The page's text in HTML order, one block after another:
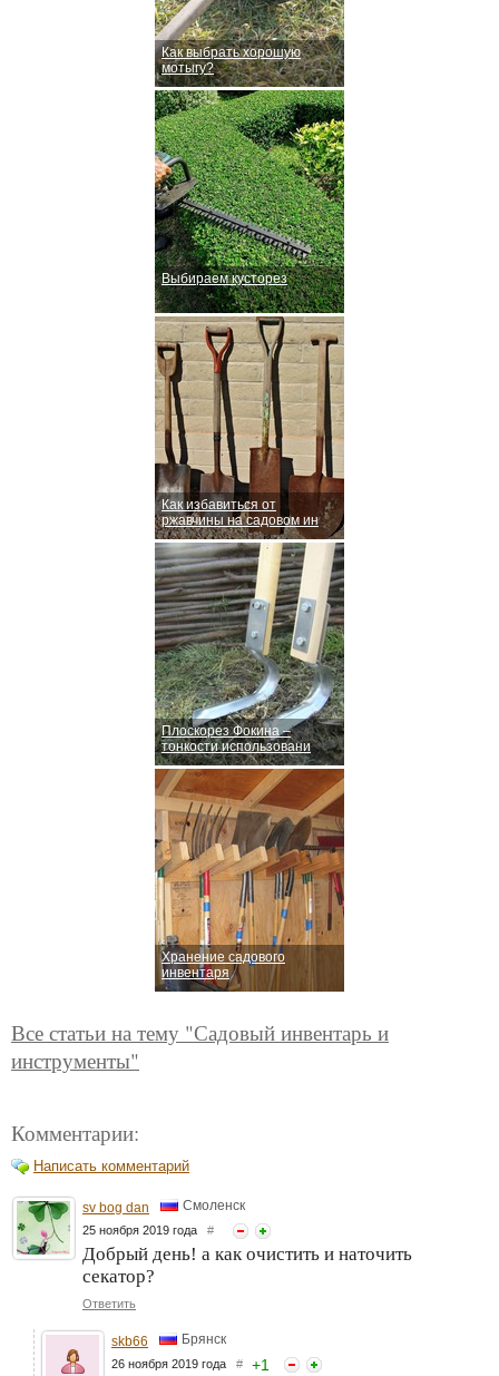
Как выбрать хорошую
мотыгу?
Выбираем кусторез
Как избавиться от
ржавчины на садовом ин
Плоскорез Фокина –
тонкости использовани
Хранение садового
инвентаря
Все статьи на тему "Садовый инвентарь и
инструменты"
Комментарии:
Написать комментарий
sv bog dan Смоленск
25 ноября 2019 года #
Добрый день! а как очистить и наточить
секатор?
Ответить
skb66 Брянск
26 ноября 2019 года # +1